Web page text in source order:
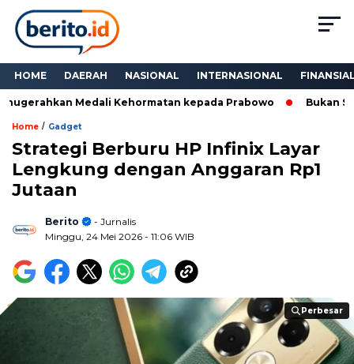
HOME DAERAH NASIONAL INTERNASIONAL
Medali Kehormatan kepada Prabowo Bukan
Home / Gadget
Strategi Berburu HP Infinix Layar
Lengkung dengan Anggaran Rp1
Jutaan
Berito
- Jurnalis
Minggu, 24 Mei 2026 - 11:06 WIB
Perbesar
Perbesar